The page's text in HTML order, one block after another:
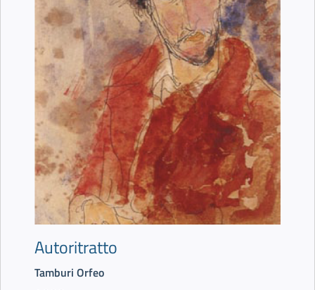
Autoritratto
Tamburi Orfeo